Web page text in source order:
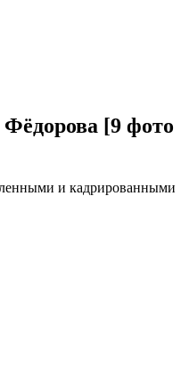
Фёдорова [9 фото
и кадрированными